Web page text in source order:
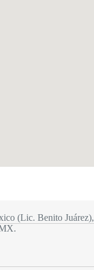
(Lic. Benito Juárez),